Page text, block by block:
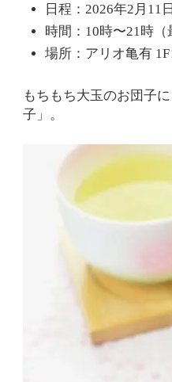
日程：2026年2月11
時間：10時〜21時（
場所：アリオ亀有
もちもち大玉のお団子
子」。